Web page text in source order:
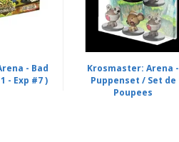
- Bad
- Exp #7 )
Krosmaster: Arena -
Puppenset / Set de
Poupees